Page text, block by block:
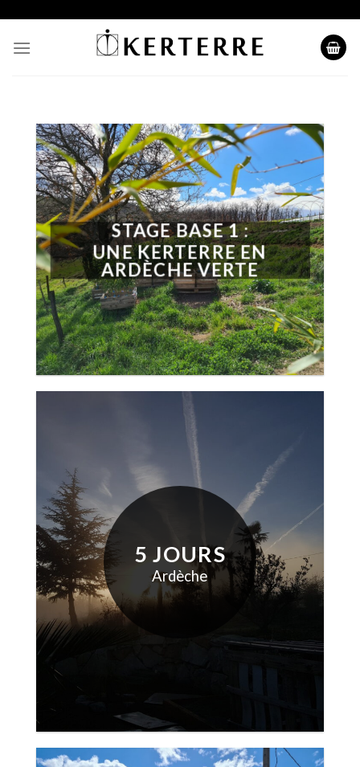
content
STAGE BASE 1 :
UNE KERTERRE EN
ARDÈCHE VERTE
5 JOURS
Ardèche